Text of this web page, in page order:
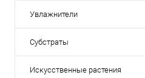
Увлажнители
Субстраты
Искусственные растения